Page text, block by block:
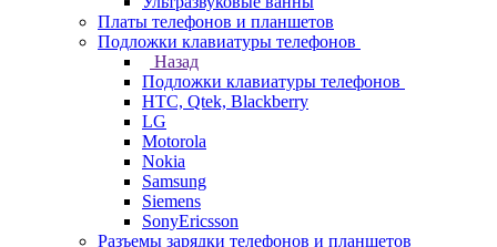
Платы телефонов и планшетов
Подложки клавиатуры телефонов
Назад
Подложки клавиатуры телефонов
HTC, Qtek, Blackberry
LG
Motorola
Nokia
Samsung
Siemens
SonyEricsson
Разъемы зарядки телефонов и планшетов